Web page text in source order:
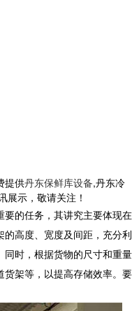
提供丹东保鲜库设备,丹东冷
展示，敬请关注！
要的任务，其讲究主要体现在
高度、宽度及间距，充分利
时，根据货物的尺寸和重量
架等，以提高存储效率。要